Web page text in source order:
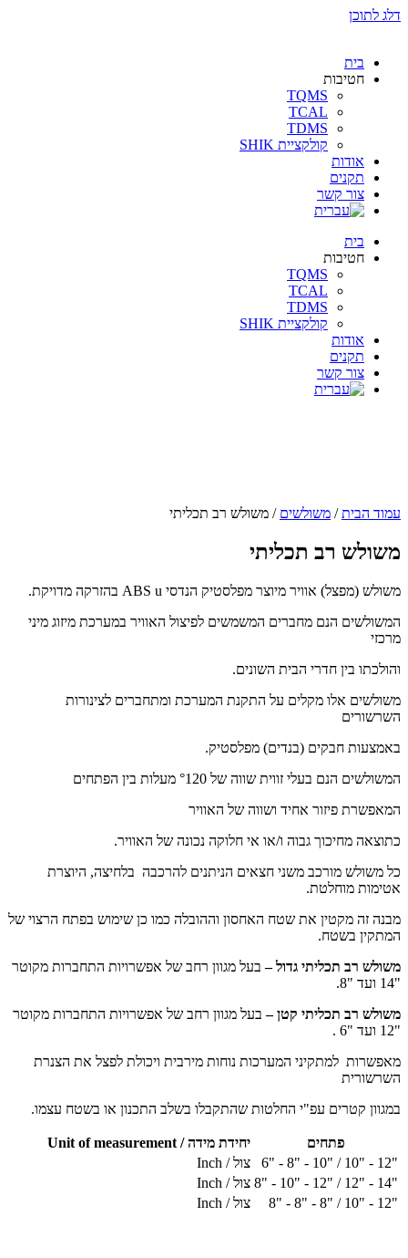
דלג לתוכן
בית
חטיבות
TQMS
TCAL
TDMS
קולקציית SHIK
אודות
תקנים
צור קשר
בית
חטיבות
TQMS
TCAL
TDMS
קולקציית SHIK
אודות
תקנים
צור קשר
עמוד הבית/ משולשים / משולש רב תכליתי
משולש רב תכליתי
משולש (מפצל) אוויר מיוצר מפלסטיק הנדסי ABS u בהזרקה מדויקת.
המשולשים הנם מחברים המשמשים לפיצול האוויר במערכת מיזוג מיני
מרכזי
והולכתו בין חדרי הבית השונים.
משולשים אלו מקלים על התקנת המערכת ומתחברים לצינורות
השרשורים
באמצעות חבקים (בנדים) מפלסטיק.
המשולשים הנם בעלי זווית שווה של °120 מעלות בין הפתחים
המאפשרת פיזור אחיד ושווה של האוויר
כתוצאה מחיכוך גבוה ו/או אי חלוקה נכונה של האוויר.
כל משולש מורכב משני חצאים הניתנים להרכבה בלחיצה, היוצרת
אטימות מוחלטת.
מבנה זה מקטין את שטח האחסון וההובלה כמו כן שימוש בפתח הרצוי של
המתקין בשטח.
משולש רב תכליתי גדול –בעל מגוון רחב של אפשרויות התחברות מקוטר
"14 ועד "8.
משולש רב תכליתי קטן –בעל מגוון רחב של אפשרויות התחברות מקוטר
"12 ועד "6 .
מאפשרות למתקיני המערכות נוחות מירבית ויכולת לפצל את הצנרת
השרשורית
במגוון קטרים עפ"י החלטות שהתקבלו בשלב התכנון או בשטח עצמו.
פתחים
יחידת מידה / Unit of measurement
"12 - "10 / "10 - "8 - "6
צול / Inch
"14 - "12 / "12 - "10 - "8
צול / Inch
"12 - "10 / "8 - "8 - "8
צול / Inch